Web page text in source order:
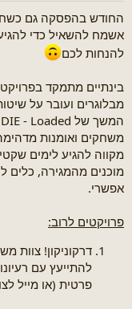
החודש בהפסקה גם
אשמח להשאיל כדי
להנחות לכם
בינתיים מתמקד
מבלוגרים ועובר על
משחקים ואומנות
מקווה להגיע לימים
מוכנים מהמגירה, כלים
אפשרי.
פרויקטים לרוב:
דרקוניקון! צוות
להתייעץ עם
פרטית (או מייל